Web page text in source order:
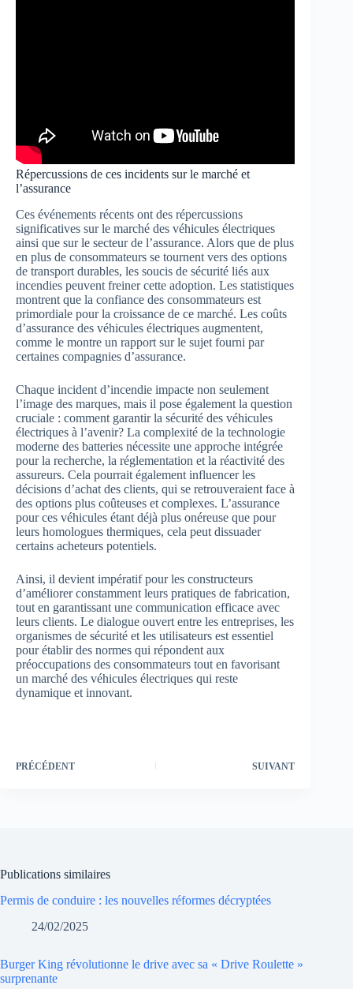
Répercussions de ces incidents sur le marché et
l’assurance
Ces événements récents ont des répercussions
significatives sur le marché des véhicules électriques
ainsi que sur le secteur de l’assurance. Alors que de plus
en plus de consommateurs se tournent vers des options
de transport durables, les soucis de sécurité liés aux
incendies peuvent freiner cette adoption. Les statistiques
montrent que la confiance des consommateurs est
primordiale pour la croissance de ce marché. Les coûts
d’assurance des véhicules électriques augmentent,
comme le montre un rapport sur le sujet fourni par
certaines compagnies d’assurance.
Chaque incident d’incendie impacte non seulement
l’image des marques, mais il pose également la question
cruciale : comment garantir la sécurité des véhicules
électriques à l’avenir? La complexité de la technologie
moderne des batteries nécessite une approche intégrée
pour la recherche, la réglementation et la réactivité des
assureurs. Cela pourrait également influencer les
décisions d’achat des clients, qui se retrouveraient face à
des options plus coûteuses et complexes. L’assurance
pour ces véhicules étant déjà plus onéreuse que pour
leurs homologues thermiques, cela peut dissuader
certains acheteurs potentiels.
Ainsi, il devient impératif pour les constructeurs
d’améliorer constamment leurs pratiques de fabrication,
tout en garantissant une communication efficace avec
leurs clients. Le dialogue ouvert entre les entreprises, les
organismes de sécurité et les utilisateurs est essentiel
pour établir des normes qui répondent aux
préoccupations des consommateurs tout en favorisant
un marché des véhicules électriques qui reste
dynamique et innovant.
PRÉCÉDENT SUIVANT
Publications similaires
Permis de conduire : les nouvelles réformes décryptées
24/02/2025
Burger King révolutionne le drive avec sa « Drive Roulette »
surprenante